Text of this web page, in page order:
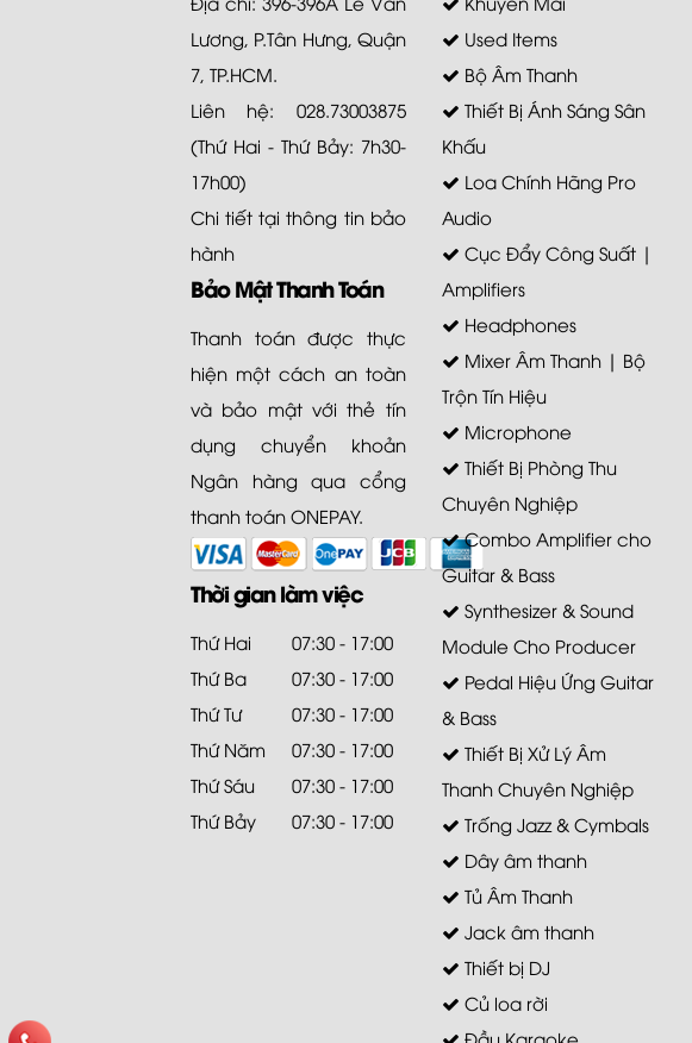
Lương, P.Tân Hưng, Quận
7, TP.HCM.
Liên hệ: 028.73003875
(Thứ Hai - Thứ Bảy: 7h30-
17h00)
Chi tiết tạithông tin bảo
hành
Bảo Mật Thanh Toán
Thanh toán được thực
hiện một cách an toàn
và bảo mật với thẻ tín
dụng chuyển khoản
Ngân hàng qua cổng
thanh toán ONEPAY.
Thời gian làm việc
Thứ Hai
07:30 - 17:00
Thứ Ba
07:30 - 17:00
Thứ Tư
07:30 - 17:00
Thứ Năm
07:30 - 17:00
Thứ Sáu
07:30 - 17:00
Thứ Bảy
07:30 - 17:00
Used Items
Bộ Âm Thanh
Thiết Bị Ánh Sáng Sân
Khấu
Loa Chính Hãng Pro
Audio
Cục Đẩy Công Suất |
Amplifiers
Headphones
Mixer Âm Thanh | Bộ
Trộn Tín Hiệu
Microphone
Thiết Bị Phòng Thu
Chuyên Nghiệp
Combo Amplifier cho
Guitar & Bass
Synthesizer & Sound
Module Cho Producer
Pedal Hiệu Ứng Guitar
& Bass
Thiết Bị Xử Lý Âm
Thanh Chuyên Nghiệp
Trống Jazz & Cymbals
Dây âm thanh
Tủ Âm Thanh
Jack âm thanh
Thiết bị DJ
Củ loa rời
Đầu Karaoke